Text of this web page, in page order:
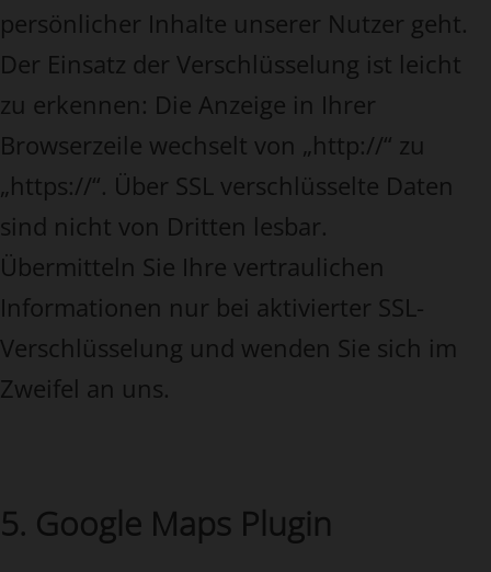
persönlicher Inhalte unserer Nutzer geht.
Der Einsatz der Verschlüsselung ist leicht
zu erkennen: Die Anzeige in Ihrer
Browserzeile wechselt von „http://“ zu
„https://“. Über SSL verschlüsselte Daten
sind nicht von Dritten lesbar.
Übermitteln Sie Ihre vertraulichen
Informationen nur bei aktivierter SSL-
Verschlüsselung und wenden Sie sich im
Zweifel an uns.
5. Google Maps Plugin